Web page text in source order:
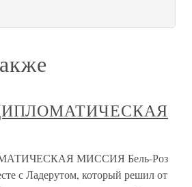
МИССИЯ Бель-Роз
с Ладерутом, который решил от